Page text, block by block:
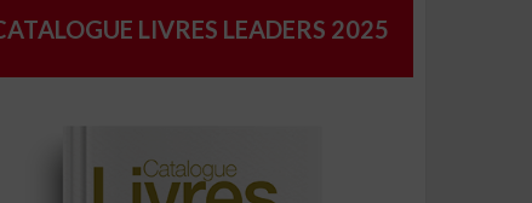
LIVRES LEADERS 2025